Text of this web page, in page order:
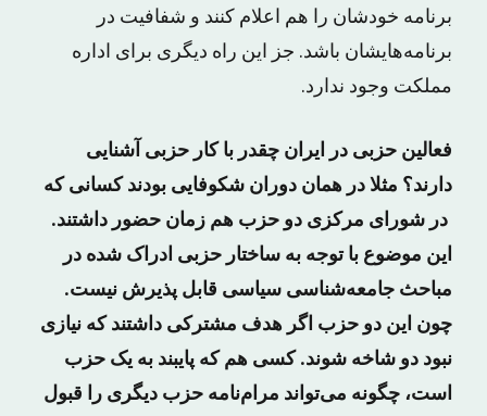
برنامه خودشان را هم اعلام کنند و شفافیت در
برنامه‌هایشان باشد. جز این راه دیگری برای اداره
مملکت وجود ندارد.
فعالین حزبی در ایران چقدر با کار حزبی آشنایی
دارند؟ مثلا در همان دوران شکوفایی بودند کسانی که
در شورای مرکزی دو حزب هم زمان حضور داشتند.
این موضوع با توجه به ساختار حزبی ادراک شده در
مباحث جامعه‌شناسی سیاسی قابل پذیرش نیست.
چون این دو حزب اگر هدف مشترکی داشتند که نیازی
نبود دو شاخه شوند. کسی هم که پایبند به یک حزب
است، چگونه می‌تواند مرام‌نامه حزب دیگری را قبول